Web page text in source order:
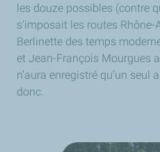
les douze possibles (contre
s’imposait les routes
Berlinette des temps
et Jean-François Mourgues
n’aura enregistré qu’un seul
donc.